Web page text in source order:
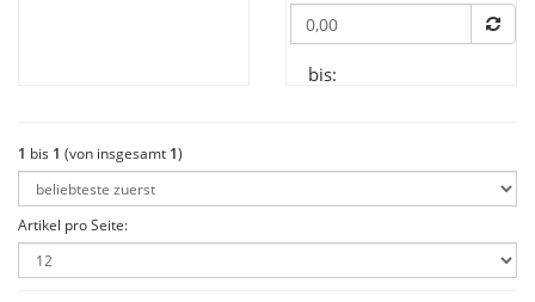
bis:
1 bis 1 (von insgesamt 1)
Artikel pro Seite: